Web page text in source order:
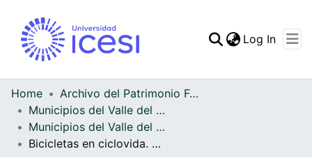
Log In
Home
Archivo del Patrimonio Fotográfico y Fílmico del Valle del Cauca
Municipios del Valle del Cauca
Municipios del Valle del Cauca
Bicicletas en ciclovida. Cali